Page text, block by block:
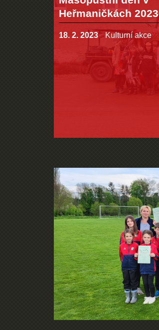
Heřmaničkách 2023
18. 2. 2023 Kulturní akce